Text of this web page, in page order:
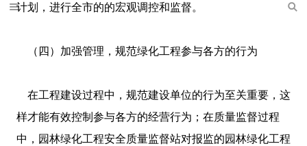
计划，进行全市的的宏观调控和监督。
（四）加强管理，规范绿化工程参与各方的行为
在工程建设过程中，规范建设单位的行为至关重要，这
样才能有效控制参与各方的经营行为；在质量监督过程
中，园林绿化工程安全质量监督站对报监的园林绿化工程